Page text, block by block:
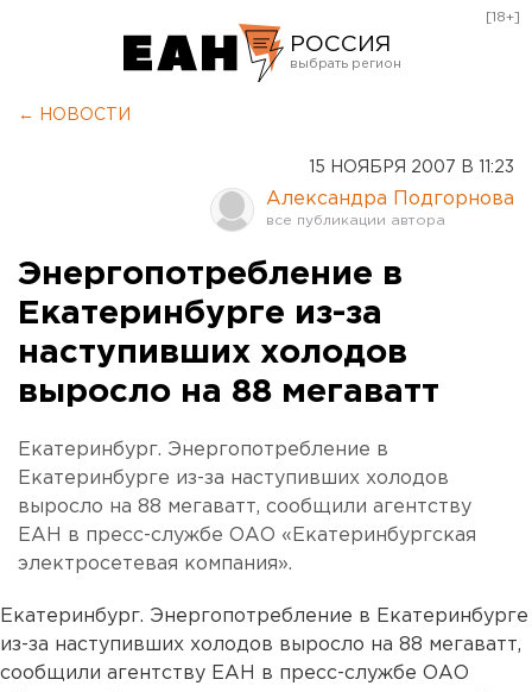
РОССИЯ
Оренбург
[18+]
← НОВОСТИ
15 НОЯБРЯ 2007 В 11:23
Александра Подгорнова
Энергопотребление в
Екатеринбурге из-за
наступивших холодов
выросло на 88 мегаватт
Екатеринбург. Энергопотребление в
Екатеринбурге из-за наступивших холодов
выросло на 88 мегаватт, сообщили агентству
ЕАН в пресс-службе ОАО «Екатеринбургская
электросетевая компания».
Екатеринбург. Энергопотребление в Екатеринбурге
из-за наступивших холодов выросло на 88 мегаватт,
сообщили агентству ЕАН в пресс-службе ОАО